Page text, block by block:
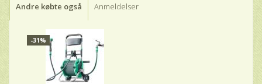
Andre købte også Anmeldelser
-31%